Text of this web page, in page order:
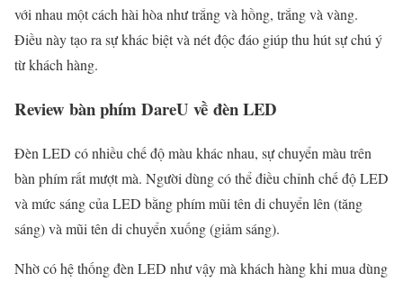
với nhau một cách hài hòa như trắng và hồng, trắng và vàng.
Điều này tạo ra sự khác biệt và nét độc đáo giúp thu hút sự chú ý
từ khách hàng.
Review bàn phím DareU về đèn LED
Đèn LED có nhiều chế độ màu khác nhau, sự chuyển màu trên
bàn phím rất mượt mà. Người dùng có thể điều chỉnh chế độ LED
và mức sáng của LED bằng phím mũi tên di chuyển lên (tăng
sáng) và mũi tên di chuyển xuống (giảm sáng).
Nhờ có hệ thống đèn LED như vậy mà khách hàng khi mua dùng